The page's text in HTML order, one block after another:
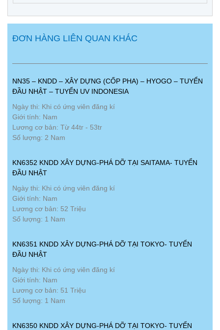
ĐƠN HÀNG LIÊN QUAN KHÁC
NN35 – KNDD – XÂY DỰNG (CỐP PHA) – HYOGO – TUYỂN
ĐẦU NHẬT – TUYỂN UV INDONESIA
Ngày thi: Khi có ứng viên đăng kí
Giới tính: Nam
Lương cơ bản: Từ 44tr - 53tr
Số lượng: 2 Nam
KN6352 KNDD XÂY DỰNG-PHÁ DỠ TẠI SAITAMA- TUYỂN
ĐẦU NHẬT
Ngày thi: Khi có ứng viên đăng kí
Giới tính: Nam
Lương cơ bản: 52 Triệu
Số lượng: 1 Nam
KN6351 KNDD XÂY DỰNG-PHÁ DỠ TẠI TOKYO- TUYỂN
ĐẦU NHẬT
Ngày thi: Khi có ứng viên đăng kí
Giới tính: Nam
Lương cơ bản: 51 Triệu
Số lượng: 1 Nam
KN6350 KNDD XÂY DỰNG-PHÁ DỠ TẠI TOKYO- TUYỂN